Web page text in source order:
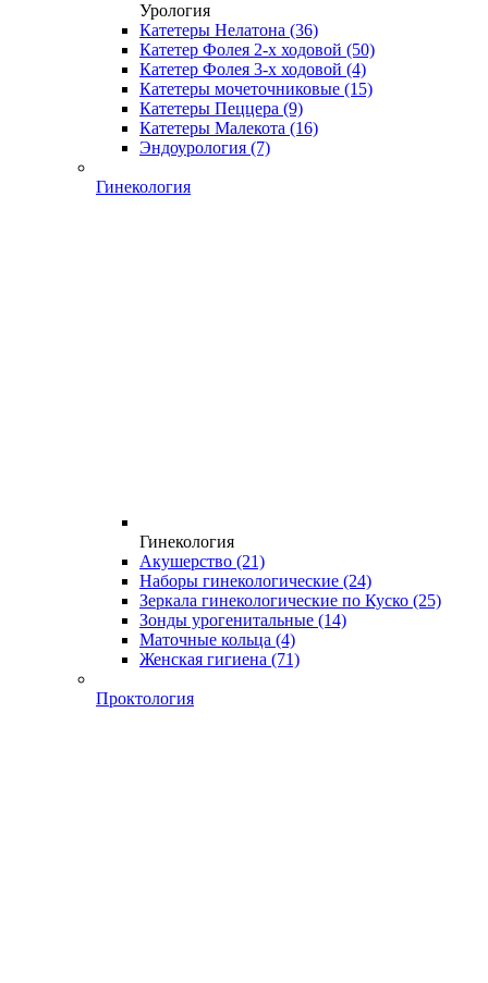
Урология
Катетеры Нелатона (36)
Катетер Фолея 2-х ходовой (50)
Катетер Фолея 3-х ходовой (4)
Катетеры мочеточниковые (15)
Катетеры Пеццера (9)
Катетеры Малекота (16)
Эндоурология (7)
Гинекология
Гинекология
Акушерство (21)
Наборы гинекологические (24)
Зеркала гинекологические по Куско (25)
Зонды урогенитальные (14)
Маточные кольца (4)
Женская гигиена (71)
Проктология